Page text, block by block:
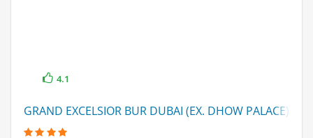
4.1
GRAND EXCELSIOR BUR DUBAI (EX. DHOW PALACE)